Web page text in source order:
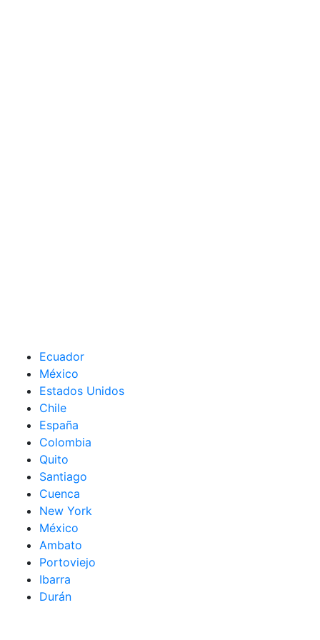
Ecuador
México
Estados Unidos
Chile
España
Colombia
Quito
Santiago
Cuenca
New York
México
Ambato
Portoviejo
Ibarra
Durán